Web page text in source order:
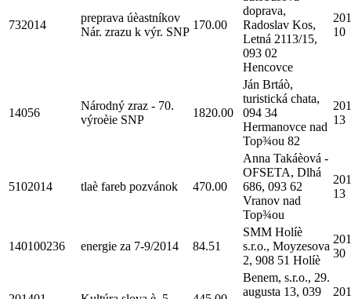
732014
preprava úèastníkov
Nár. zrazu k výr. SNP
170.00
doprava,
Radoslav Kos,
Letná 2113/15,
093 02
Hencovce
10
14056
Národný zraz - 70.
výroèie SNP
1820.00
Ján Brtáò,
turistická chata,
094 34
Hermanovce nad
Top¾ou 82
13
5102014 tlaè fareb pozvánok 470.00
Anna Takáèová -
OFSETA, Dlhá
686, 093 62
Vranov nad
Top¾ou
13
140100236 energie za 7-9/2014 84.51
SMM Holíè
s.r.o., Moyzesova
2, 908 51 Holíè
30
Benem, s.r.o., 29.
augusta 13, 039